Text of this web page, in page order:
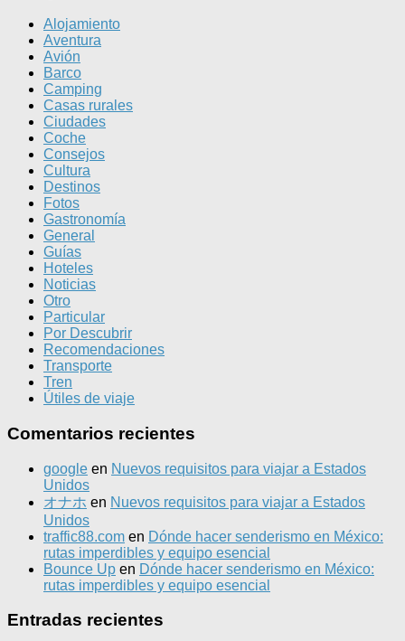
Alojamiento
Aventura
Avión
Barco
Camping
Casas rurales
Ciudades
Coche
Consejos
Cultura
Destinos
Fotos
Gastronomía
General
Guías
Hoteles
Noticias
Otro
Particular
Por Descubrir
Recomendaciones
Transporte
Tren
Útiles de viaje
Comentarios recientes
google en Nuevos requisitos para viajar a Estados
Unidos
オナホ en Nuevos requisitos para viajar a Estados
Unidos
traffic88.com en Dónde hacer senderismo en México:
rutas imperdibles y equipo esencial
Bounce Up en Dónde hacer senderismo en México:
rutas imperdibles y equipo esencial
Entradas recientes